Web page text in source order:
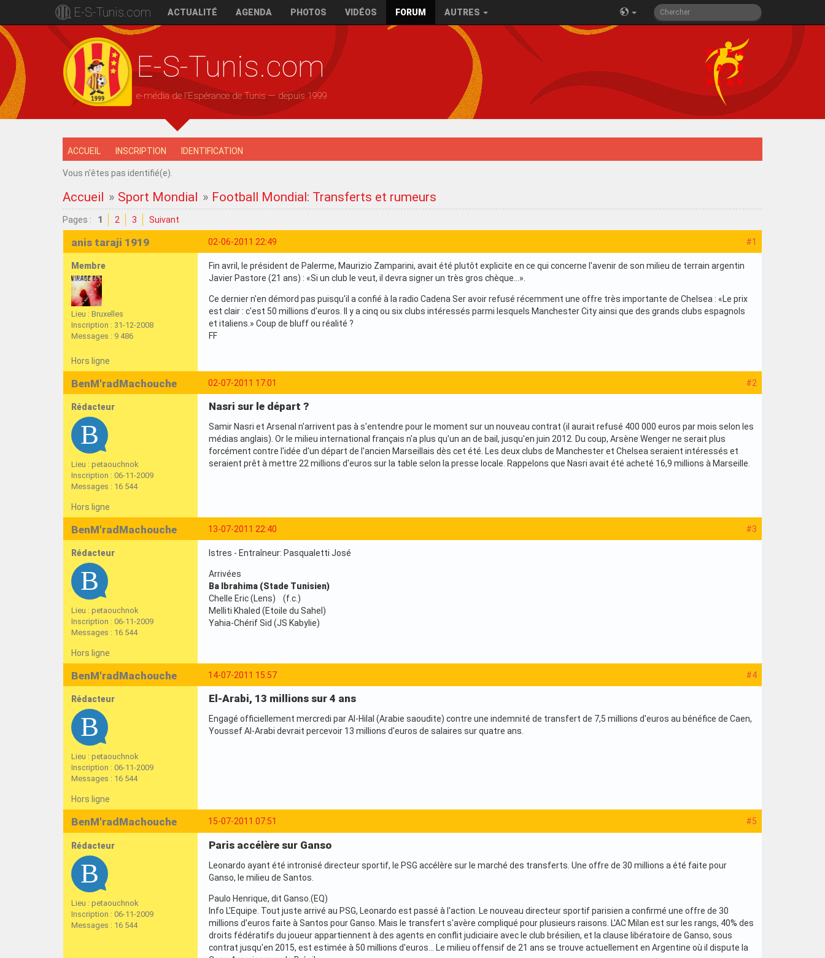
E-S-Tunis.com ACTUALITÉ AGENDA PHOTOS VIDÉOS FORUM AUTRES
E-S-Tunis.com
e-média de l'Espérance de Tunis — depuis 1999
ACCUEIL INSCRIPTION IDENTIFICATION
Vous n'êtes pas identifié(e).
Accueil » Sport Mondial » Football Mondial: Transferts et rumeurs
Pages : 1 2 3 Suivant
#1
02-06-2011 22:49
anis taraji 1919
Membre
Lieu : Bruxelles
Inscription : 31-12-2008
Messages : 9 486
Fin avril, le président de Palerme, Maurizio Zamparini, avait été plutôt explicite en ce qui concerne l'avenir de son milieu de terrain argentin
Javier Pastore (21 ans) : «Si un club le veut, il devra signer un très gros chèque...».
Ce dernier n'en démord pas puisqu'il a confié à la radio Cadena Ser avoir refusé récemment une offre très importante de Chelsea : «Le prix
est clair : c'est 50 millions d'euros. Il y a cinq ou six clubs intéressés parmi lesquels Manchester City ainsi que des grands clubs espagnols
et italiens.» Coup de bluff ou réalité ?
FF
Hors ligne
#2
02-07-2011 17:01
BenM'radMachouche
Rédacteur
Lieu : petaouchnok
Inscription : 06-11-2009
Messages : 16 544
Nasri sur le départ ?
Samir Nasri et Arsenal n'arrivent pas à s'entendre pour le moment sur un nouveau contrat (il aurait refusé 400 000 euros par mois selon les
médias anglais). Or le milieu international français n'a plus qu'un an de bail, jusqu'en juin 2012. Du coup, Arsène Wenger ne serait plus
forcément contre l'idée d'un départ de l'ancien Marseillais dès cet été. Les deux clubs de Manchester et Chelsea seraient intéressés et
seraient prêt à mettre 22 millions d'euros sur la table selon la presse locale. Rappelons que Nasri avait été acheté 16,9 millions à Marseille.
Hors ligne
#3
13-07-2011 22:40
BenM'radMachouche
Rédacteur
Lieu : petaouchnok
Inscription : 06-11-2009
Messages : 16 544
Istres - Entraîneur: Pasqualetti José
Arrivées
Ba Ibrahima (Stade Tunisien)
Chelle Eric (Lens) (f.c.)
Melliti Khaled (Etoile du Sahel)
Yahia-Chérif Sid (JS Kabylie)
Hors ligne
#4
14-07-2011 15:57
BenM'radMachouche
Rédacteur
Lieu : petaouchnok
Inscription : 06-11-2009
Messages : 16 544
El-Arabi, 13 millions sur 4 ans
Engagé officiellement mercredi par Al-Hilal (Arabie saoudite) contre une indemnité de transfert de 7,5 millions d'euros au bénéfice de Caen,
Youssef Al-Arabi devrait percevoir 13 millions d'euros de salaires sur quatre ans.
Hors ligne
#5
15-07-2011 07:51
BenM'radMachouche
Rédacteur
Lieu : petaouchnok
Inscription : 06-11-2009
Messages : 16 544
Paris accélère sur Ganso
Leonardo ayant été intronisé directeur sportif, le PSG accélère sur le marché des transferts. Une offre de 30 millions a été faite pour
Ganso, le milieu de Santos.
Paulo Henrique, dit Ganso.(EQ)
Info L'Equipe. Tout juste arrivé au PSG, Leonardo est passé à l'action. Le nouveau directeur sportif parisien a confirmé une offre de 30
millions d'euros faite à Santos pour Ganso. Mais le transfert s'avère compliqué pour plusieurs raisons. L'AC Milan est sur les rangs, 40% des
droits fédératifs du joueur appartiennent à des agents en conflit judiciaire avec le club brésilien, et la clause libératoire de Ganso, sous
contrat jusqu'en 2015, est estimée à 50 millions d'euros... Le milieu offensif de 21 ans se trouve actuellement en Argentine où il dispute la